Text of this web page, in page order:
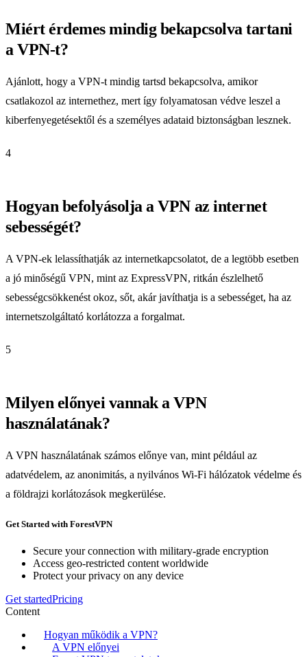
Miért érdemes mindig bekapcsolva tartani
a VPN-t?
Ajánlott, hogy a VPN-t mindig tartsd bekapcsolva, amikor
csatlakozol az internethez, mert így folyamatosan védve leszel a
kiberfenyegetésektől és a személyes adataid biztonságban lesznek.
4
Hogyan befolyásolja a VPN az internet
sebességét?
A VPN-ek lelassíthatják az internetkapcsolatot, de a legtöbb esetben
a jó minőségű VPN, mint az ExpressVPN, ritkán észlelhető
sebességcsökkenést okoz, sőt, akár javíthatja is a sebességet, ha az
internetszolgáltató korlátozza a forgalmat.
5
Milyen előnyei vannak a VPN
használatának?
A VPN használatának számos előnye van, mint például az
adatvédelem, az anonimitás, a nyilvános Wi-Fi hálózatok védelme és
a földrajzi korlátozások megkerülése.
Get Started with ForestVPN
Secure your connection with military-grade encryption
Access geo-restricted content worldwide
Protect your privacy on any device
Get startedPricing
Content
Hogyan működik a VPN?
A VPN előnyei